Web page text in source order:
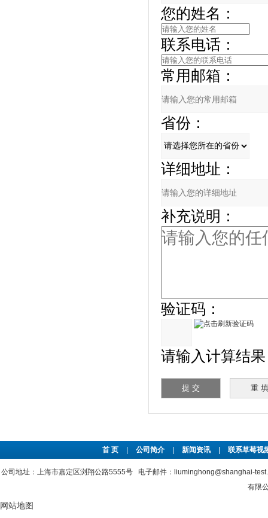
您的姓名：
联系电话：
常用邮箱：
省份：
详细地址：
补充说明：
验证码：
请输入计算结果
首 页 公司简介 新闻资讯 联系草莓视
公司地址：上海市嘉定区浏翔公路5555号 电子邮件：liuminghong@shanghai-
有限
网站地图